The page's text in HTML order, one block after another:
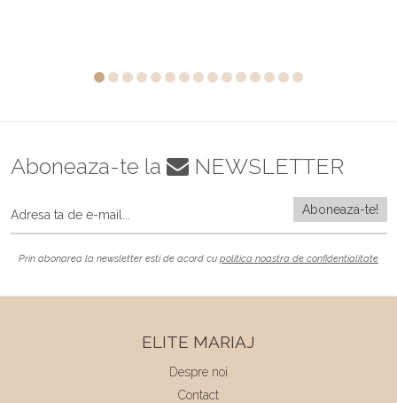
Aboneaza-te la NEWSLETTER
Prin abonarea la newsletter esti de acord cu politica noastra de confidentialitate
ELITE MARIAJ
Despre noi
Contact